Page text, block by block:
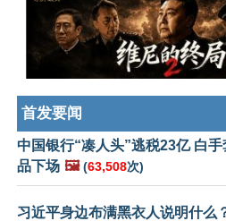
首发要闻
中国银行“凑人头”逃税23亿 白
品下场 🖼️ (63,508次)
习近平身边布满黑衣人说明什么